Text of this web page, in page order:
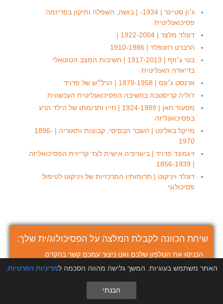
ג׳ון סטיינר | 1934- | בושה, השפלה ותיקון בפריזמה
פסיכואנליטית
דונלד מלצר | 1922-2004 |
הרברט רוזנפלד | 1910-1986
בטי ג׳וזף | 1917-2013 | חשיבות המצב הטוטאלי
בדיאדה האנליטית
ארנסט ג׳ונס | 1879-1958 | הרל״ש של פרויד
ז'וליה קריסטבה בחשיבה הפסיכואנליטית העכשווית
מסעוד חאן | 1924-1989 | חייו ותרומתו של הילד הרע
בפסיכואנליזה
מייקל באלינט | השבר הבסיסי, קבוצות ותאוריה | 1896-
1970
זיגמונד פרויד | ביוגרפיה אישית לצד קריירת הפסיכואליזה
| 1856-1939
דונלד ויניקוט | תרומותיו המרכזיות של ויניקוט לטיפול
פסיכולוגי
שיחת הכוונה לקבלת המלצה על הפסיכולוג/ית שלך:
הכניסו את הטלפון שלכם ואנו ניצור עמכם קשר בהקדם
האתר משתמש בעוגיות. המשך גלישה מהווה הסכמה למדיניות הפרטיות
הבנתי